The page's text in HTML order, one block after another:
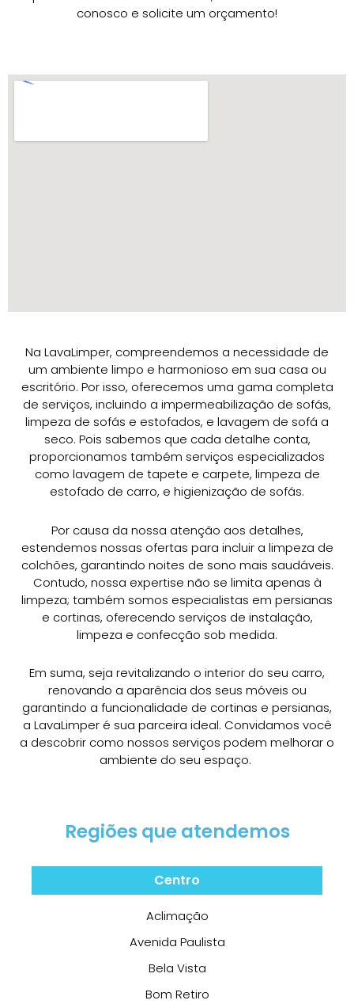
conosco e solicite um orçamento!
Na LavaLimper, compreendemos a necessidade de
um ambiente limpo e harmonioso em sua casa ou
escritório. Por isso, oferecemos uma gama completa
de serviços, incluindo a impermeabilização de sofás,
limpeza de sofás e estofados, e lavagem de sofá a
seco. Pois sabemos que cada detalhe conta,
proporcionamos também serviços especializados
como lavagem de tapete e carpete, limpeza de
estofado de carro, e higienização de sofás.
Por causa da nossa atenção aos detalhes,
estendemos nossas ofertas para incluir a limpeza de
colchões, garantindo noites de sono mais saudáveis.
Contudo, nossa expertise não se limita apenas à
limpeza; também somos especialistas em persianas
e cortinas, oferecendo serviços de instalação,
limpeza e confecção sob medida.
Em suma, seja revitalizando o interior do seu carro,
renovando a aparência dos seus móveis ou
garantindo a funcionalidade de cortinas e persianas,
a LavaLimper é sua parceira ideal. Convidamos você
a descobrir como nossos serviços podem melhorar o
ambiente do seu espaço.
Regiões que atendemos
Centro
Aclimação
Avenida Paulista
Bela Vista
Bom Retiro